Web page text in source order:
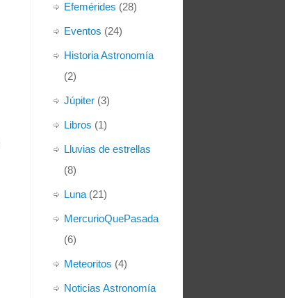
Efemérides (28)
Eventos (24)
Historia Astronomía
(2)
Júpiter (3)
Libros (1)
Lluvias de estrellas
(8)
Luna (21)
MercurioQuePasada
(6)
Meteoritos (4)
Noticias Astronomía